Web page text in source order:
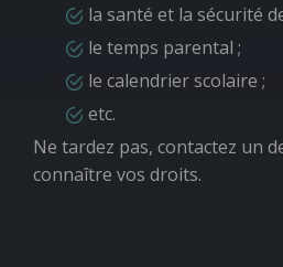
la santé et la sécurité
le temps parental ;
le calendrier scolaire ;
etc.
Ne tardez pas, contactez un
connaître vos droits.